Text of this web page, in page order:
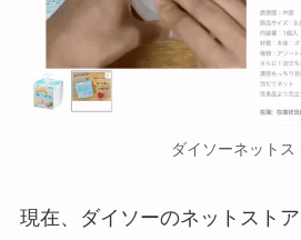
ダイソーネットス
現在、ダイソーのネットスト